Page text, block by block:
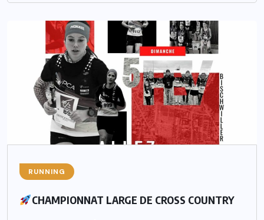
RUNNING
CHAMPIONNAT LARGE DE CROSS COUNTRY